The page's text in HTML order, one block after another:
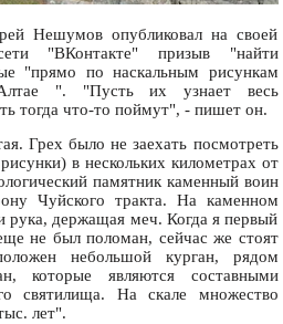
Нешумов опубликовал на своей
"ВКонтакте" призыв "найти
"прямо по наскальным рисункам
". "Пусть их узнает весь
тогда что-то поймут", - пишет он.
Грех было не заехать посмотреть
в нескольких километрах от
памятник каменный воин
Чуйского тракта. На каменном
рука, держащая меч. Когда я первый
не был поломан, сейчас же стоят
небольшой курган, рядом
которые являются составными
святилища. На скале множество
лет".